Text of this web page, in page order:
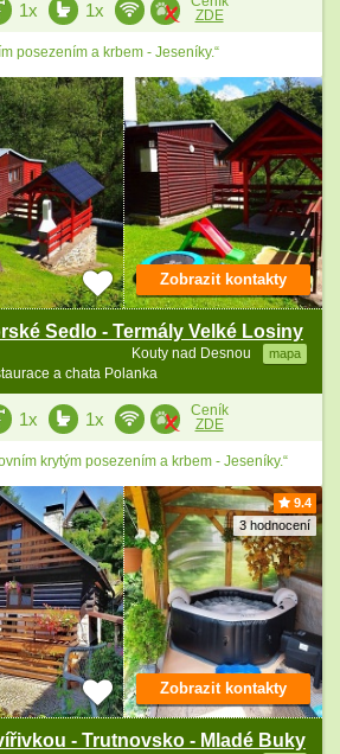
1x 1x
ZDE
posezením a krbem - Jeseníky.“
Sedlo - Termály Velké Losiny
Kouty nad Desnou mapa
a chata Polanka
Zobrazit kontakty
1x 1x
Ceník
ZDE
krytým posezením a krbem - Jeseníky.“
9.4
3 hodnocení
- Trutnovsko - Mladé Buky
Zobrazit kontakty